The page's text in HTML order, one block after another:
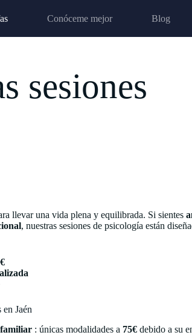
Conóceme mejor Blog
sesiones
llevar una vida plena y equilibrada. Si sientes
, nuestras sesiones de psicología están
Jaén
: únicas modalidades a 75€ debido a su